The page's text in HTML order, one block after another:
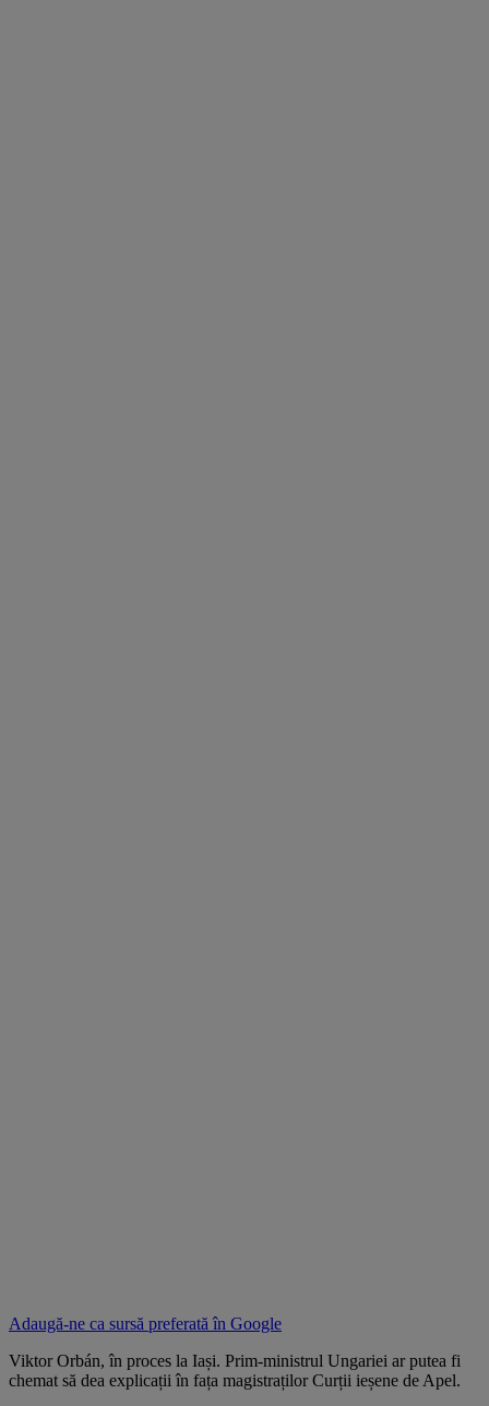
Adaugă-ne ca sursă preferată în Google
Viktor Orbán, în proces la Iași. Prim-ministrul Ungariei ar putea fi
chemat să dea explicații în fața magistraților Curții ieșene de Apel.